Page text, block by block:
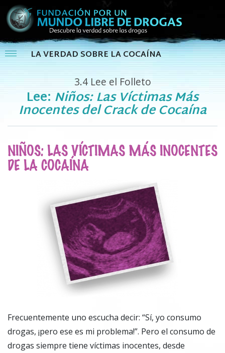
LA VERDAD SOBRE LA COCAÍNA
3.4Lee el Folleto
Lee: Niños: Las Víctimas Más
Inocentes del Crack de Cocaína
NIÑOS: LAS VÍCTIMAS MÁS INOCENTES
DE LA COCAÍNA
Frecuentemente uno escucha decir: “Sí, yo consumo
drogas, ¡pero ese es mi problema!”. Pero el consumo de
drogas siempre tiene víctimas inocentes, desde